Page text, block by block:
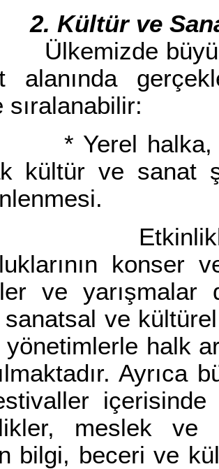
ve Sanat
büyük
alanında
sıralanabilir:
halka,
kültür ve sanat
konser
ve yarışmalar
sanatsal ve
halk
Ayrıca
içerisinde
meslek ve
bilgi, beceri ve